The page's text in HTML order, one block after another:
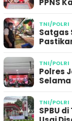
PPNS
TNI/POLRI
Satgas
TNI/POLRI
Polres
TNI/POLRI
SPBU